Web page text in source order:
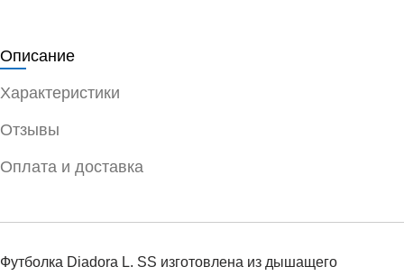
Описание
Характеристики
Отзывы
Оплата и доставка
Футболка Diadora L. SS изготовлена из дышащего